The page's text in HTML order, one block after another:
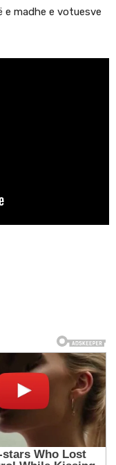
e madhe e votuesve